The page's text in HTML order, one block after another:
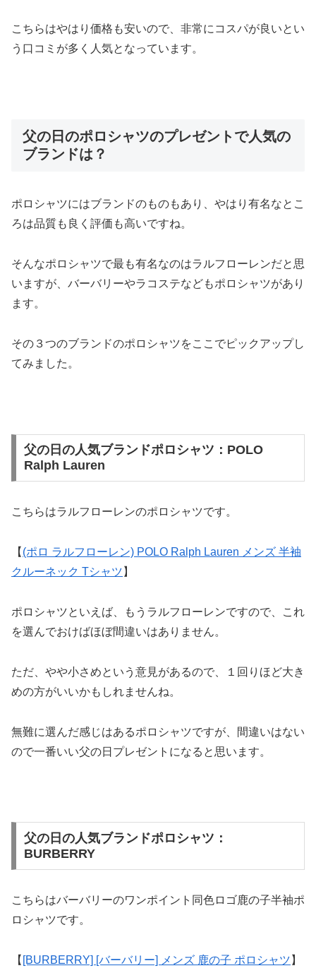
こちらはやはり価格も安いので、非常にコスパが良いとい
う口コミが多く人気となっています。
父の日のポロシャツのプレゼントで人気の
ブランドは？
ポロシャツにはブランドのものもあり、やはり有名なとこ
ろは品質も良く評価も高いですね。
そんなポロシャツで最も有名なのはラルフローレンだと思
いますが、バーバリーやラコステなどもポロシャツがあり
ます。
その３つのブランドのポロシャツをここでピックアップし
てみました。
父の日の人気ブランドポロシャツ：POLO
Ralph Lauren
こちらはラルフローレンのポロシャツです。
【 (ポロ ラルフローレン) POLO Ralph Lauren メンズ 半袖
クルーネック Tシャツ 】
ポロシャツといえば、もうラルフローレンですので、これ
を選んでおけばほぼ間違いはありません。
ただ、やや小さめという意見があるので、１回りほど大き
めの方がいいかもしれませんね。
無難に選んだ感じはあるポロシャツですが、間違いはない
ので一番いい父の日プレゼントになると思います。
父の日の人気ブランドポロシャツ：
BURBERRY
こちらはバーバリーのワンポイント同色ロゴ鹿の子半袖ポ
ロシャツです。
【 [BURBERRY] [バーバリー] メンズ 鹿の子 ポロシャツ 】